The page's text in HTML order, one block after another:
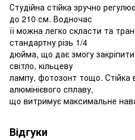
Студійна стійка зручно
до 210 см. Водночас
її можна легко скласти та
стандартну різь 1/4
дюйма, що дає змогу
світло, кільцеву
лампу, фотозонт тощо. Стійка
алюмінієвого сплаву,
що витримує максимальне
Відгуки